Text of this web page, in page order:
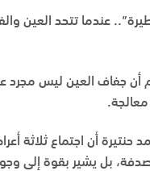
عندما تتحد العين
أن جفاف العين ليس مجرد
حنتيرة أن اجتماع ثلاثة
بل يشير بقوة إلى